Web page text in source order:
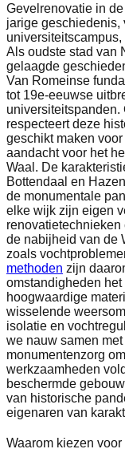
Gevelrenovatie in
jarige geschiedenis,
Als oudste stad van
gelaagde
Van Romeinse
tot 19e-eeuwse
universiteitspanden.
respecteert deze
geschikt maken
aandacht voor het
Waal. De
Bottendaal en
de monumentale
elke wijk zijn eigen
de nabijheid van de
zoals
methoden zijn
omstandigheden
hoogwaardige
wisselende
isolatie en
we nauw samen
monumentenzorg
werkzaamheden
beschermde
van historische
eigenaren van
Waarom kiezen